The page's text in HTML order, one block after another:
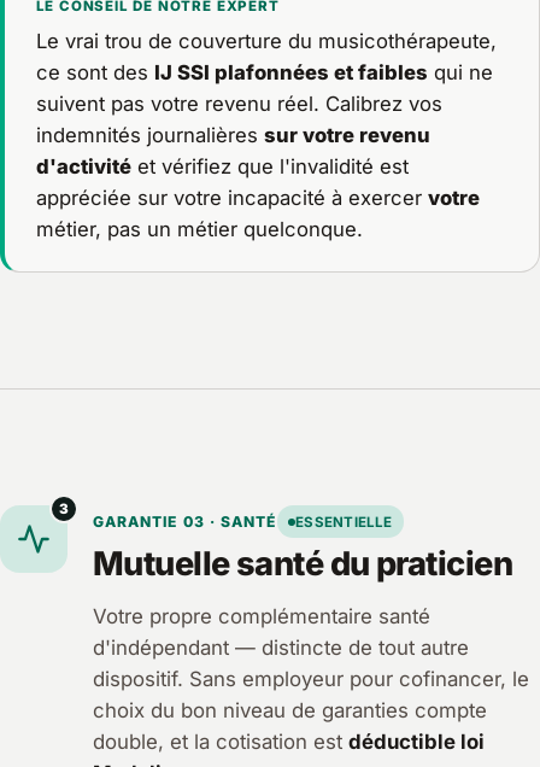
LE CONSEIL DE NOTRE EXPERT
Le vrai trou de couverture du musicothérapeute,
ce sont des IJ SSI plafonnées et faibles qui ne
suivent pas votre revenu réel. Calibrez vos
indemnités journalières sur votre revenu
d'activitéet vérifiez que l'invalidité est
appréciée sur votre incapacité à exercer votre
métier, pas un métier quelconque.
3
GARANTIE 03 · SANTÉ ESSENTIELLE
Mutuelle santé du praticien
Votre propre complémentaire santé
d'indépendant — distincte de tout autre
dispositif. Sans employeur pour cofinancer, le
choix du bon niveau de garanties compte
double, et la cotisation est déductible loi